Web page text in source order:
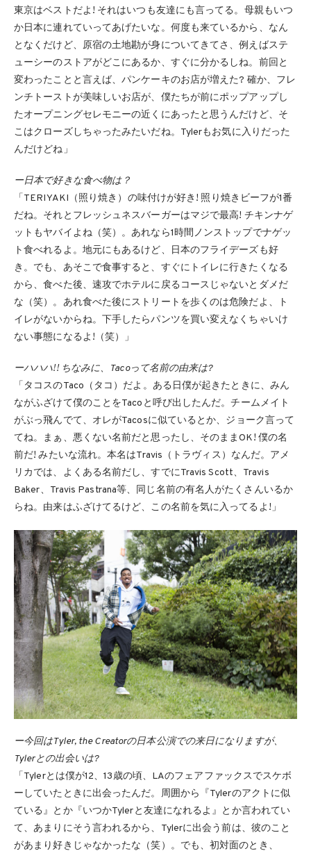
東京はベストだよ! それはいつも友達にも言ってる。母親もいつ
か日本に連れていってあげたいな。何度も来ているから、なん
となくだけど、原宿の土地勘が身についてきてさ、例えばステ
ューシーのストアがどこにあるか、すぐに分かるしね。前回と
変わったことと言えば、パンケーキのお店が増えた? 確か、フレ
ンチトーストが美味しいお店が、僕たちが前にポップアップし
たオープニングセレモニーの近くにあったと思うんだけど、そ
こはクローズしちゃったみたいだね。Tylerもお気に入りだった
んだけどね」
ー日本で好きな食べ物は？
「TERIYAKI（照り焼き）の味付けが好き! 照り焼きビーフが1番
だね。それとフレッシュネスバーガーはマジで最高! チキンナゲ
ットもヤバイよね（笑）。あれなら1時間ノンストップでナゲッ
ト食べれるよ。地元にもあるけど、日本のフライデーズも好
き。でも、あそこで食事すると、すぐにトイレに行きたくなる
から、食べた後、速攻でホテルに戻るコースじゃないとダメだ
な（笑）。あれ食べた後にストリートを歩くのは危険だよ、ト
イレがないからね。下手したらパンツを買い変えなくちゃいけ
ない事態になるよ!（笑）」
ーハハハ!! ちなみに、Tacoって名前の由来は?
「タコスのTaco（タコ）だよ。ある日僕が起きたときに、みん
ながふざけて僕のことをTacoと呼び出したんだ。チームメイト
がぶっ飛んでて、オレがTacosに似ているとか、ジョーク言って
てね。まぁ、悪くない名前だと思ったし、そのままOK! 僕の名
前だ! みたいな流れ。本名はTravis（トラヴィス）なんだ。アメ
リカでは、よくある名前だし、すでにTravis Scott、Travis
Baker、Travis Pastrana等、同じ名前の有名人がたくさんいるか
らね。由来はふざけてるけど、この名前を気に入ってるよ!」
ー今回はTyler, the Creatorの日本公演での来日になりますが、
Tylerとの出会いは?
「Tylerとは僕が12、13歳の頃、LAのフェアファックスでスケボ
ーしていたときに出会ったんだ。周囲から『Tylerのアクトに似
ている』とか『いつかTylerと友達になれるよ』とか言われてい
て、あまりにそう言われるから、Tylerに出会う前は、彼のこと
があまり好きじゃなかったな（笑）。でも、初対面のとき、